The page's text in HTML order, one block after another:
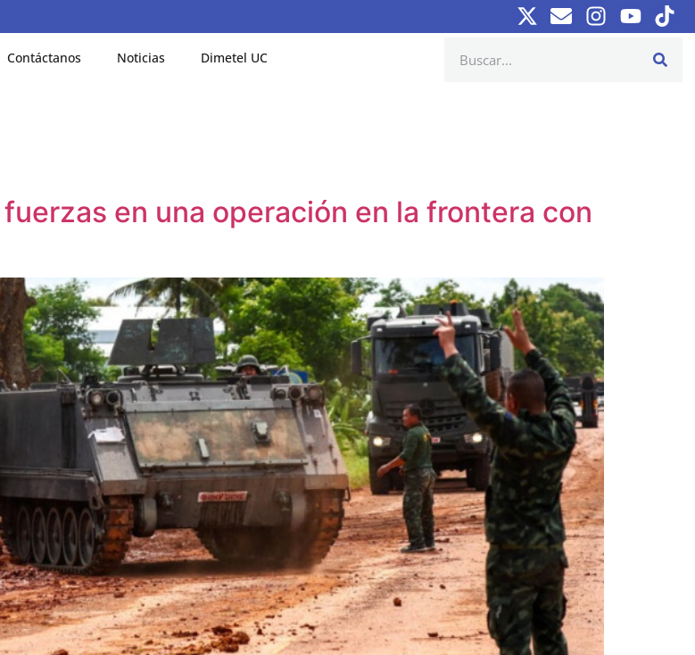
Contáctanos Noticias Dimetel UC
en una operación en la frontera con